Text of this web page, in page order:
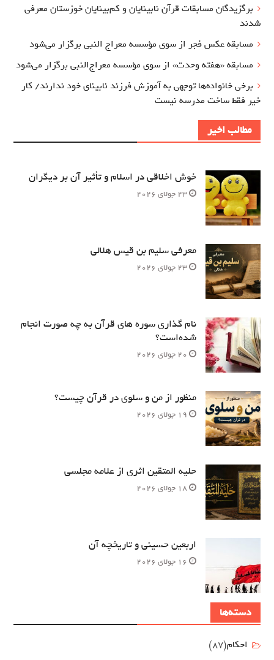
برگزيدگان مسابقات قرآن نابینایان و کم‌بینایان خوزستان معرفي
شدند
مسابقه عکس فجر از سوی مؤسسه معراج‌ النبی برگزار می‌شود
مسابقه «هفته وحدت» از سوی مؤسسه معراج‌النبی برگزار می‌شود
برخی خانواده‌ها توجهی به آموزش‌ فرزند نابینای خود ندارند/ کار
خیر فقط ساخت مدرسه نیست
مطالب اخیر
خوش اخلاقی در اسلام و تأثیر آن بر دیگران
23 جولای 2026
معرفی سلیم بن قیس هلالی
23 جولای 2026
نام‌ گذاری سوره های قرآن به چه صورت انجام
شده‌است؟
20 جولای 2026
منظور از من و سلوی در قرآن چیست؟
19 جولای 2026
حلیه المتقین اثری از علامه مجلسی
18 جولای 2026
اربعین حسینی و تاریخچه آن
16 جولای 2026
دسته‌ها
احکام(87)